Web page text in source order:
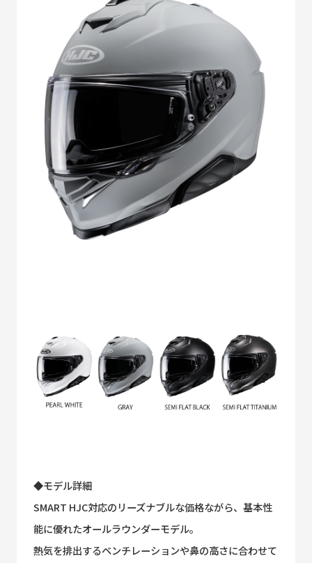
◆モデル詳細
SMART HJC対応のリーズナブルな価格ながら、基本性
能に優れたオールラウンダーモデル。
熱気を排出するベンチレーションや鼻の高さに合わせて